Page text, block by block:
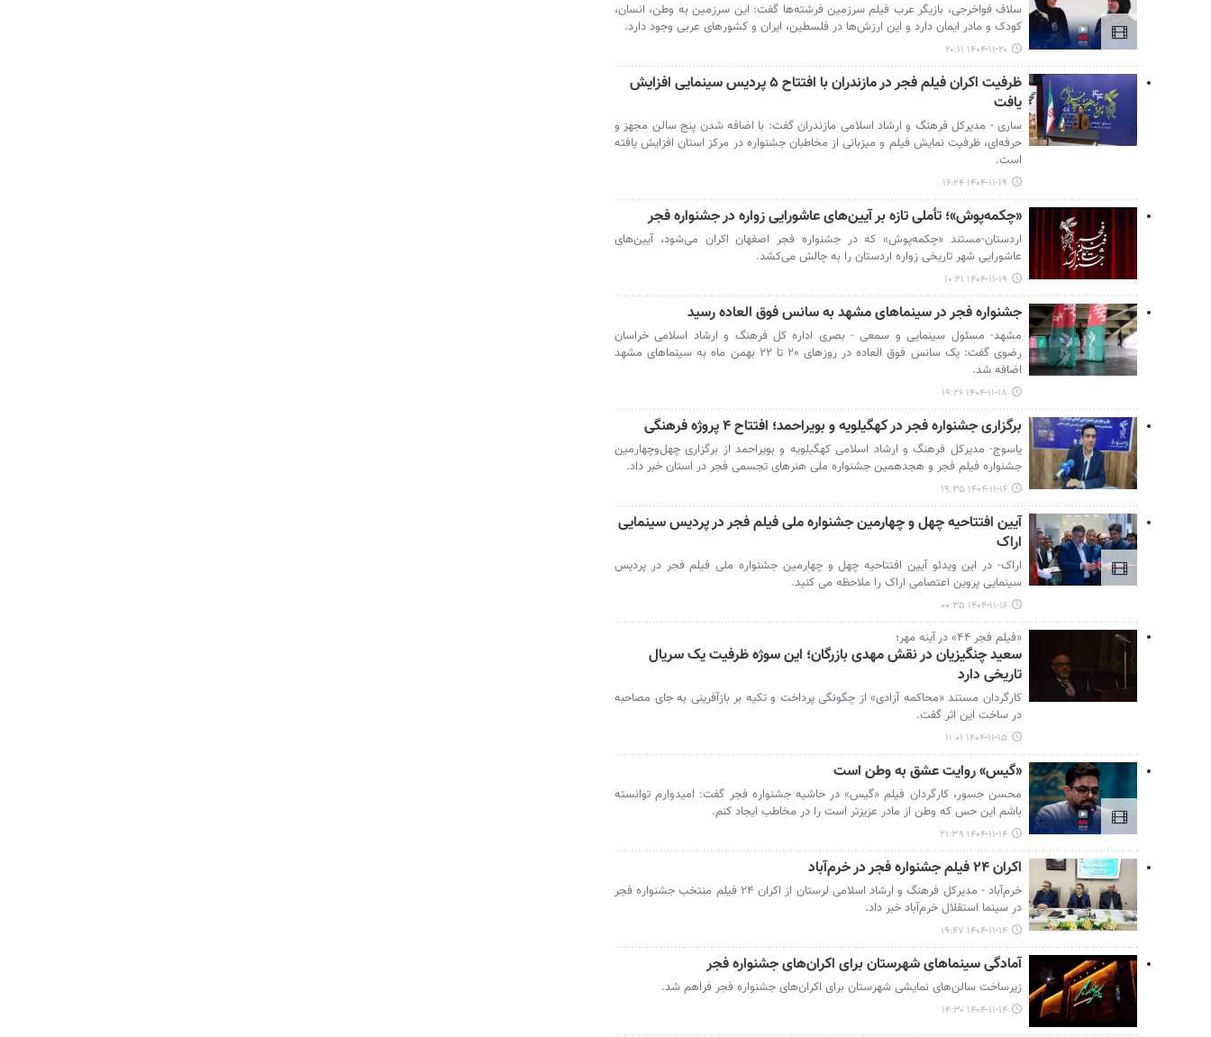
سلاف فواخرجی، بازیگر عرب فیلم سرزمین فرشته‌ها گفت: این سرزمین به وطن، انسان،
کودک و مادر ایمان دارد و این ارزش‌ها در فلسطین، ایران و کشورهای عربی وجود دارد.
۱۴۰۴-۱۱-۲۰ ۲۰:۱۱
ظرفیت اکران فیلم فجر در مازندران با افتتاح ۵ پردیس سینمایی افزایش
یافت
ساری - مدیرکل فرهنگ و ارشاد اسلامی مازندران گفت: با اضافه شدن پنج سالن مجهز و
حرفه‌ای، ظرفیت نمایش فیلم و میزبانی از مخاطبان جشنواره در مرکز استان افزایش یافته
است.
۱۴۰۴-۱۱-۱۹ ۱۶:۲۴
«چکمه‌پوش»؛ تأملی تازه بر آیین‌های عاشورایی زواره در جشنواره فجر
اردستان-مستند «چکمه‌پوش» که در جشنواره فجر اصفهان اکران می‌شود، آیین‌های
عاشورایی شهر تاریخی زواره اردستان را به چالش می‌کشد.
۱۴۰۴-۱۱-۱۹ ۱۰:۲۱
جشنواره فجر در سینماهای مشهد به سانس فوق العاده رسید
مشهد- مسئول سینمایی و سمعی - بصری اداره کل فرهنگ و ارشاد اسلامی خراسان
رضوی گفت: یک سانس فوق العاده در روزهای ۲۰ تا ۲۲ بهمن ماه به سینماهای مشهد
اضافه شد.
۱۴۰۴-۱۱-۱۸ ۱۹:۲۶
برگزاری جشنواره فجر در کهگیلویه و بویراحمد؛ افتتاح ۴ پروژه فرهنگی
یاسوج- مدیرکل فرهنگ و ارشاد اسلامی کهگیلویه و بویراحمد از برگزاری چهل‌وچهارمین
جشنواره فیلم فجر و هجدهمین جشنواره ملی هنرهای تجسمی فجر در استان خبر داد.
۱۴۰۴-۱۱-۱۶ ۱۹:۳۵
آیین افتتاحیه چهل و چهارمین جشنواره ملی فیلم فجر در پردیس سینمایی
اراک
اراک- در این ویدئو آیین افتتاحیه چهل و چهارمین جشنواره ملی فیلم فجر در پردیس
سینمایی پروین اعتصامی اراک را ملاحظه می کنید.
۱۴۰۴-۱۱-۱۶ ۰۰:۳۵
«فیلم فجر ۴۴» در آینه مهر؛
سعید چنگیزیان در نقش مهدی بازرگان؛ این سوژه ظرفیت یک سریال
تاریخی دارد
کارگردان مستند «محاکمه آزادی» از چگونگی پرداخت و تکیه بر بازآفرینی به جای مصاحبه
در ساخت این اثر گفت.
۱۴۰۴-۱۱-۱۵ ۱۱:۰۱
«گیس» روایت عشق به وطن است
محسن جسور، کارگردان فیلم «گیس» در حاشیه جشنواره فجر گفت: امیدوارم توانسته
باشم این حس که وطن از مادر عزیزتر است را در مخاطب ایجاد کنم.
۱۴۰۴-۱۱-۱۴ ۲۱:۳۹
اکران ۲۴ فیلم جشنواره فجر در خرم‌آباد
خرم‌آباد - مدیرکل فرهنگ و ارشاد اسلامی لرستان از اکران ۲۴ فیلم منتخب جشنواره فجر
در سینما استقلال خرم‌آباد خبر داد.
۱۴۰۴-۱۱-۱۴ ۱۹:۴۷
آمادگی سینماهای شهرستان برای اکران‌های جشنواره فجر
زیرساخت سالن‌های نمایشی شهرستان برای اکران‌های جشنواره فجر فراهم شد.
۱۴۰۴-۱۱-۱۴ ۱۴:۳۰